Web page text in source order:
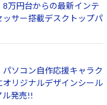
万円台からの最新インテ
サー搭載デスクトップパ
ソコン自作応援キャラク
リジナルデザインシール
ル発売!!